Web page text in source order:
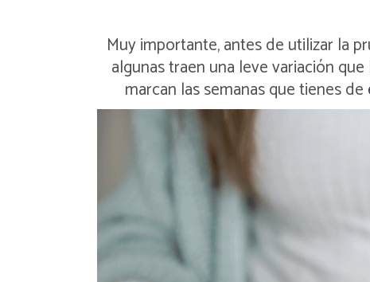
Muy importante, antes de utilizar la
algunas traen una leve variación
marcan las semanas que tienes de